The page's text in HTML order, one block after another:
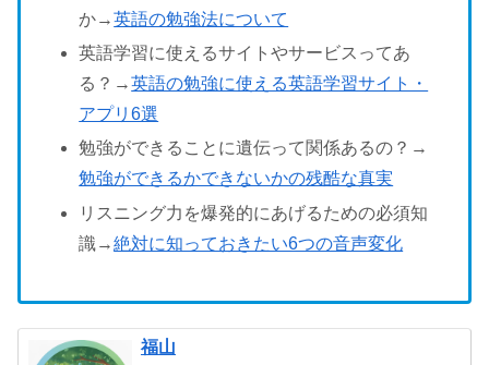
か→英語の勉強法について
英語学習に使えるサイトやサービスってあ
る？→英語の勉強に使える英語学習サイト・
アプリ6選
勉強ができることに遺伝って関係あるの？→
勉強ができるかできないかの残酷な真実
リスニング力を爆発的にあげるための必須知
識→絶対に知っておきたい6つの音声変化
福山